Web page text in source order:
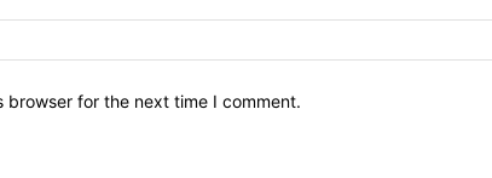
browser for the next time I comment.